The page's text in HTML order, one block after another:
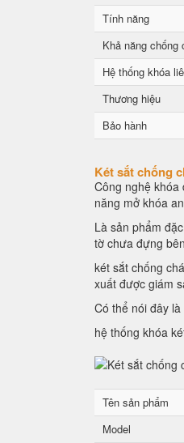
Tính năng
Khả năng chống
Hệ thống khóa
Thương hiệu
Bảo hành
Két sắt chống
Công nghệ
năng mở khóa
Là sản phẩm
tờ chưa đựng
két sắt chống
xuất được giám
Có thể nói đây
hệ thống khóa
Tên sản phẩm
Model